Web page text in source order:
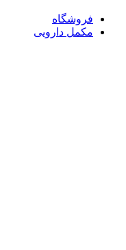
فروشگاه
مکمل دارویی